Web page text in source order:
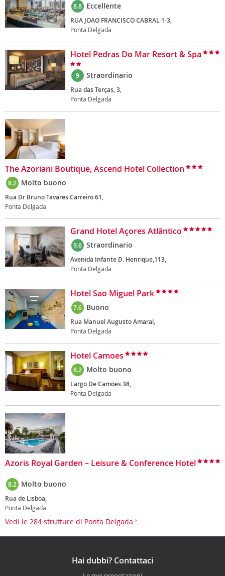
8.8 Eccellente
RUA JOAO FRANCISCO CABRAL 1-3,
Ponta Delgada
Hotel Pedras Do Mar Resort & Spa
9 Straordinario
Rua das Terças, 3,
Ponta Delgada
The Azoriani Boutique, Ascend Hotel Collection
8.2 Molto buono
Rua Dr Bruno Tavares Carreiro 61,
Ponta Delgada
Grand Hotel Açores Atlântico
9.6 Straordinario
Avenida Infante D. Henrique,113,
Ponta Delgada
Hotel Sao Miguel Park
7.6 Buono
Rua Manuel Augusto Amaral,
Ponta Delgada
Hotel Camoes
8.2 Molto buono
Largo De Camoes 38,
Ponta Delgada
Azoris Royal Garden – Leisure & Conference Hotel
8.2 Molto buono
Rua de Lisboa,
Ponta Delgada
Vedi le 284 strutture di Ponta Delgada
Hai dubbi? Contattaci